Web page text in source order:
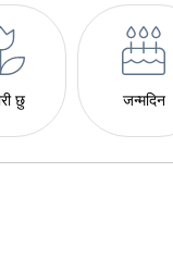
छु जन्मदिन